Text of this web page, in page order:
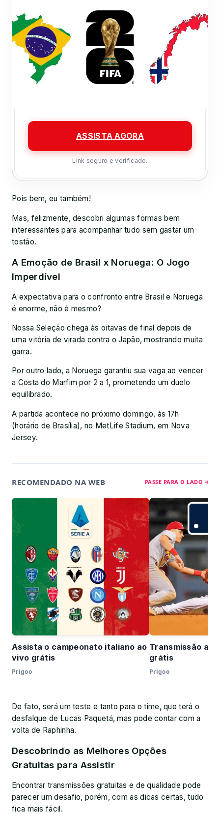
ASSISTA AGORA
Link seguro e verificado.
Pois bem, eu também!
Mas, felizmente, descobri algumas formas bem
interessantes para acompanhar tudo sem gastar um
tostão.
A Emoção de Brasil x Noruega: O Jogo
Imperdível
A expectativa para o confronto entre Brasil e Noruega
é enorme, não é mesmo?
Nossa Seleção chega às oitavas de final depois de
uma vitória de virada contra o Japão, mostrando muita
garra.
Por outro lado, a Noruega garantiu sua vaga ao vencer
a Costa do Marfim por 2 a 1, prometendo um duelo
equilibrado.
A partida acontece no próximo domingo, às 17h
(horário de Brasília), no MetLife Stadium, em Nova
Jersey.
RECOMENDADO NA WEB PASSE PARA O LADO ➔
Assista o campeonato italiano ao
vivo grátis
Prigoo
Transmissão ao
grátis
Prigoo
De fato, será um teste e tanto para o time, que terá o
desfalque de Lucas Paquetá, mas pode contar com a
volta de Raphinha.
Descobrindo as Melhores Opções
Gratuitas para Assistir
Encontrar transmissões gratuitas e de qualidade pode
parecer um desafio, porém, com as dicas certas, tudo
fica mais fácil.